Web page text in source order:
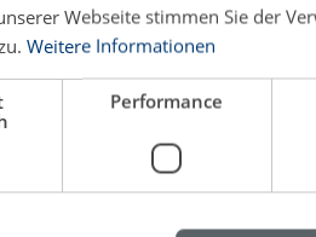
Webseite stimmen Sie der
Weitere Informationen
Performance